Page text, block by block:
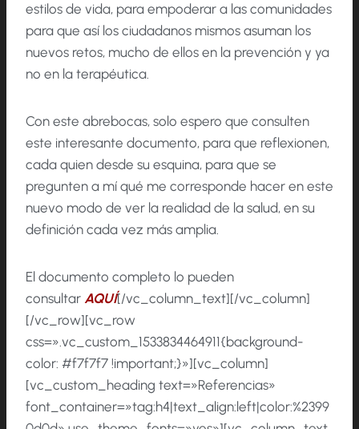
estilos de vida, para empoderar a las comunidades
para que así los ciudadanos mismos asuman los
nuevos retos, mucho de ellos en la prevención y ya
no en la terapéutica.
Con este abrebocas, solo espero que consulten
este interesante documento, para que reflexionen,
cada quien desde su esquina, para que se
pregunten a mí qué me corresponde hacer en este
nuevo modo de ver la realidad de la salud, en su
definición cada vez más amplia.
El documento completo lo pueden
consultar AQUÍ[/vc_column_text][/vc_column]
[/vc_row][vc_row
css=».vc_custom_1533834464911{background-
color: #f7f7f7 !important;}»][vc_column]
[vc_custom_heading text=»Referencias»
font_container=»tag:h4|text_align:left|color:%2399